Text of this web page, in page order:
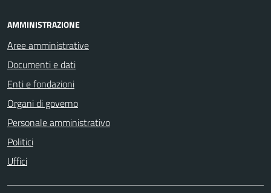
AMMINISTRAZIONE
Aree amministrative
Documenti e dati
Enti e fondazioni
Organi di governo
Personale amministrativo
Politici
Uffici